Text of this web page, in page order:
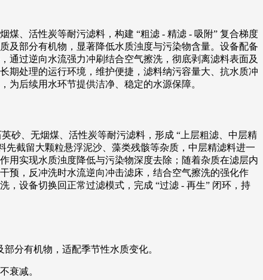
煤、活性炭等耐污滤料，构建 “粗滤 - 精滤 - 吸附” 复合梯度
及部分有机物，显著降低水质浊度与污染物含量。设备配备
通过逆向水流强力冲刷结合空气擦洗，彻底剥离滤料表面及
期处理的运行环境，维护便捷，滤料纳污容量大、抗水质冲
后续用水环节提供洁净、稳定的水源保障。
砂、无烟煤、活性炭等耐污滤料，形成 “上层粗滤、中层精
截留大颗粒悬浮泥沙、藻类残骸等杂质，中层精滤料进一
用实现水质浊度降低与污染物深度去除；随着杂质在滤层内
预，反冲洗时水流逆向冲击滤床，结合空气擦洗的强化作
设备切换回正常过滤模式，完成 “过滤 - 再生” 闭环，持
分有机物，适配季节性水质变化。
衰减。